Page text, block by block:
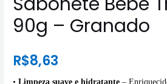
90g – Granado
R$8,63
• Limpeza suave e hidratante –